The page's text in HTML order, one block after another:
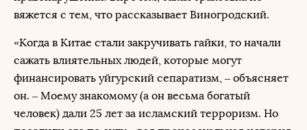
вяжется с тем, что рассказывает Виногродский.
«Когда в Китае стали закручивать гайки, то начали
сажать влиятельных людей, которые могут
финансировать уйгурский сепаратизм, – объясняет
он. – Моему знакомому (а он весьма богатый
человек) дали 25 лет за исламский терроризм. Но